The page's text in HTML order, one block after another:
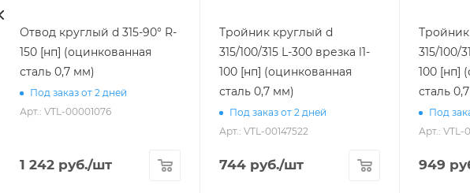
Отвод круглый d 315-90° R-
150 [нп] (оцинкованная
сталь 0,7 мм)
Под заказ от 2 дней
Арт.: VTL-00001076
1 242 руб./шт
Тройник круглый d
315/100/315 L-300 врезка l1-
100 [нп] (оцинкованная
сталь 0,7 мм)
Под заказ от 2 дней
Арт.: VTL-00147522
744 руб./шт
315/100/
100 [нп]
сталь
Под
Арт.: VTL-
949